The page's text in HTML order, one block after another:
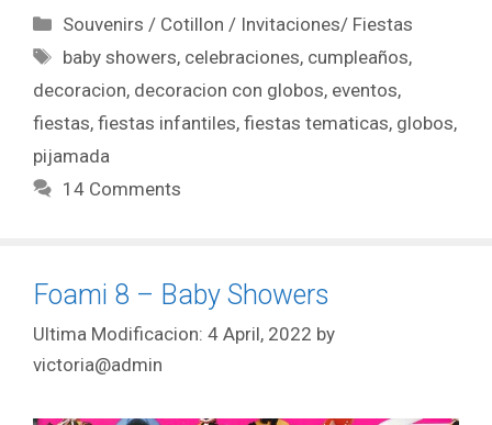
Souvenirs / Cotillon / Invitaciones/ Fiestas
baby showers, celebraciones, cumpleaños,
decoracion, decoracion con globos, eventos,
fiestas, fiestas infantiles, fiestas tematicas, globos,
pijamada
14 Comments
Foami 8 – Baby Showers
4 April, 2022 by
victoria@admin